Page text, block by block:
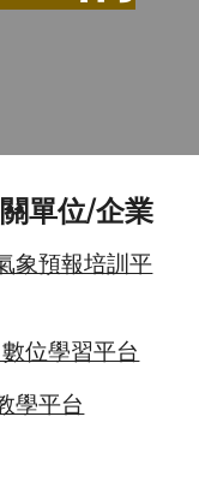
單位/企業
象預報培訓平
位學習平台
學平台